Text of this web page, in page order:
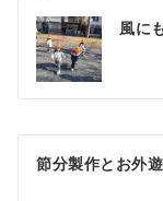
投
稿
ナ
ビ
ゲ
風に
節分製作とお外